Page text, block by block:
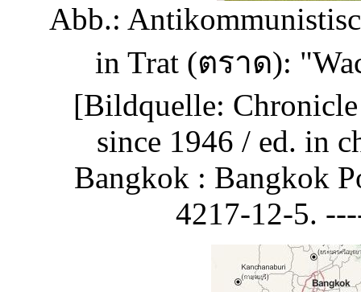
Abb.:
in Trat (ตราด):
[Bildquelle:
since 1946 / ed. in
Bangkok : Bangkok
4217-12-5.